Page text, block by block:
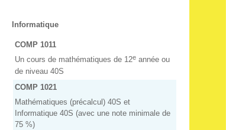
Informatique
COMP 1011
Un cours de mathématiques de 12e année ou
de niveau 40S
COMP 1021
Mathématiques (précalcul) 40S et
Informatique 40S (avec une note minimale de
75 %)